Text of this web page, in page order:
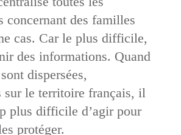
concernant des familles
cas. Car le plus difficile,
des informations. Quand
dispersées,
sur le territoire français, il
plus difficile d’agir pour
protéger.